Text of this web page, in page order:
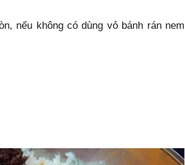
nếu không có dùng vỏ bánh rán nem